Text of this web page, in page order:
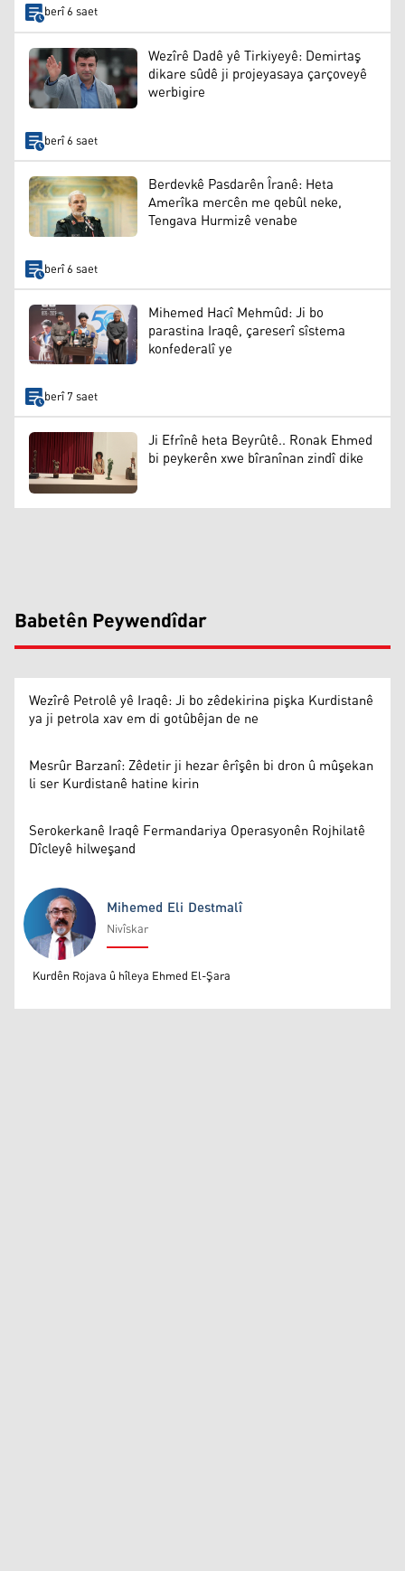
berî 6 saet
Wezîrê Dadê yê Tirkiyeyê: Demirtaş
dikare sûdê ji projeyasaya çarçoveyê
werbigire
berî 6 saet
Berdevkê Pasdarên Îranê: Heta
Amerîka mercên me qebûl neke,
Tengava Hurmizê venabe
berî 6 saet
Mihemed Hacî Mehmûd: Ji bo
parastina Iraqê, çareserî sîstema
konfederalî ye
berî 7 saet
Ji Efrînê heta Beyrûtê.. Ronak Ehmed
bi peykerên xwe bîranînan zindî dike
Babetên Peywendîdar
Wezîrê Petrolê yê Iraqê: Ji bo zêdekirina pişka Kurdistanê
ya ji petrola xav em di gotûbêjan de ne
Mesrûr Barzanî: Zêdetir ji hezar êrîşên bi dron û mûşekan
li ser Kurdistanê hatine kirin
Serokerkanê Iraqê Fermandariya Operasyonên Rojhilatê
Dîcleyê hilweşand
Mihemed Eli Destmalî
Mihemed Eli Destmalî
Nivîskar
Kurdên Rojava û hîleya Ehmed El-Şara